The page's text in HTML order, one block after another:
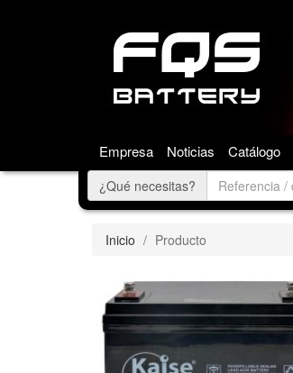
Empresa Noticias Catálogo
¿Qué necesitas?
Inicio Producto